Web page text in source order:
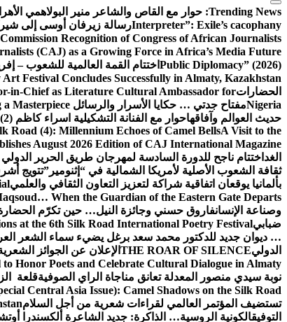
Trending News: حوار مع القاص والشاعر منير البولاهمي
Interpreter”: Exile’s cacophanyرسالة زيرفان أوسى إلى
Recognition of Congress of African Journalists
(CAJ) as a Growing Force in Africa’s Media Future
Public Diplomacy” (2026) اختتام القمة العالمية للشعوب –
Festival Concludes Successfully in Almaty, Kazakhstan
الحضاراتin-Chief as Literature Cultural Ambassador for
Nigeriaمفتاح جدتي … حكايا الأسرار والرسائل Masterpiece
حديث العوالم وآفاقهاحوار مع الفنانة التشكيلية اسراء كاظم
Road (4): Millennium Echoes of Camel BellsA Visit to the
August 2026 Edition of CAJ International Magazine
الغد اختتام ناجح للدورة السادسة لمهرجان طريق الحرير
ثقافة الشعوب الأصلية لأمريكا الشمالية في “إثنومير”تتويج
بألمانيا يوقعان اتفاقية شراكة لتعزيز التعاون الثقافي والعلمي
When the Guardian of the Eastern Gate Departs
وصناعة الإنسانفاروق حسني وجائزة النيل… حين تكرّم الحضارة
ضبابيat the 6th Silk Road International Poetry Festival
… ديوان جديد للدكتور محمد سعد برغل يضيء سماء الشعر
الدوليTHE ROAR OF SILENCE الإعلان عن الجوائز
to Honor Poets and Celebrate Cultural Dialogue in Almaty
نوبة سيدي منصور المعدلة تعانق مناجاة الراي الصوفيةقلعة
Central Asia Issue): Camel Shadows on the Silk Road
تستضيف المؤتمر العالمي لقراءات شعرية من أجل السلام
التوفيقالكونية الروسية… الذاكرة: جديد الشاعرة ألكسندرا